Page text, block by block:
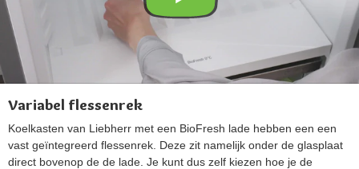
Variabel flessenrek
Koelkasten van Liebherr met een BioFresh lade hebben een een
vast geïntegreerd flessenrek. Deze zit namelijk onder de glasplaat
direct bovenop de de lade. Je kunt dus zelf kiezen hoe je de